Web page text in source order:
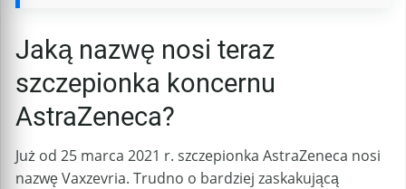
Jaką nazwę nosi teraz
szczepionka koncernu
AstraZeneca?
Już od 25 marca 2021 r. szczepionka AstraZeneca nosi
nazwę Vaxzevria. Trudno o bardziej zaskakującą